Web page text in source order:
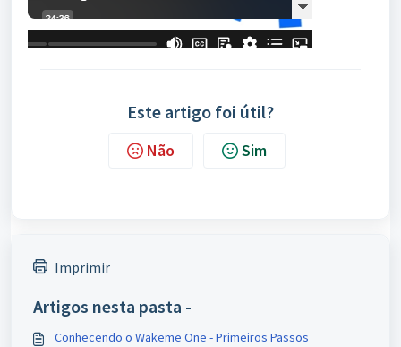
Este artigo foi útil?
Não Sim
Imprimir
Artigos nesta pasta -
Conhecendo o Wakeme One - Primeiros Passos